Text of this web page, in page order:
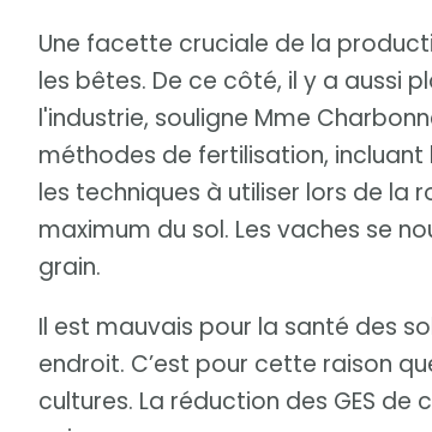
Une facette cruciale de la
les bêtes. De ce côté, il y a aussi
l'industrie, souligne Mme
méthodes de fertilisation,
les techniques à utiliser lors de la
maximum du sol. Les vaches se
grain.
Il est mauvais pour la santé des
endroit. C’est pour cette raison
cultures. La réduction des GES